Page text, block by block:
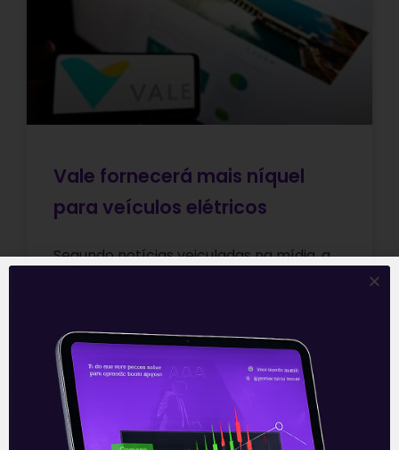
Vale fornecerá mais níquel
para veículos elétricos
Segundo notícias veiculadas na mídia, a
crescente demanda pelo
Leia mais
28/12/2021